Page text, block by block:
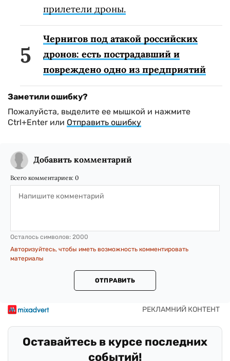
прилетели дроны.
Чернигов под атакой российских
дронов: есть пострадавший и
повреждено одно из предприятий
Заметили ошибку?
Пожалуйста, выделите ее мышкой и нажмите
Ctrl+Enter или Отправить ошибку
Добавить комментарий
Всего комментариев: 0
Осталось символов: 2000
Авторизуйтесь, чтобы иметь возможность комментировать
материалы
ОТПРАВИТЬ
Оставайтесь в курсе последних
событий!